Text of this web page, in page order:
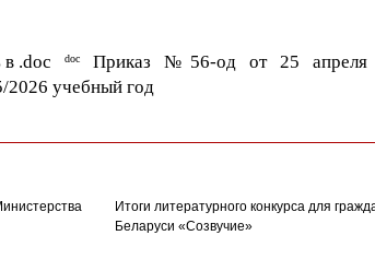
doc
Приказ №56-од от 25 апреля
2026 учебный год
Итоги литературного конкурса для
Беларуси «Созвучие»